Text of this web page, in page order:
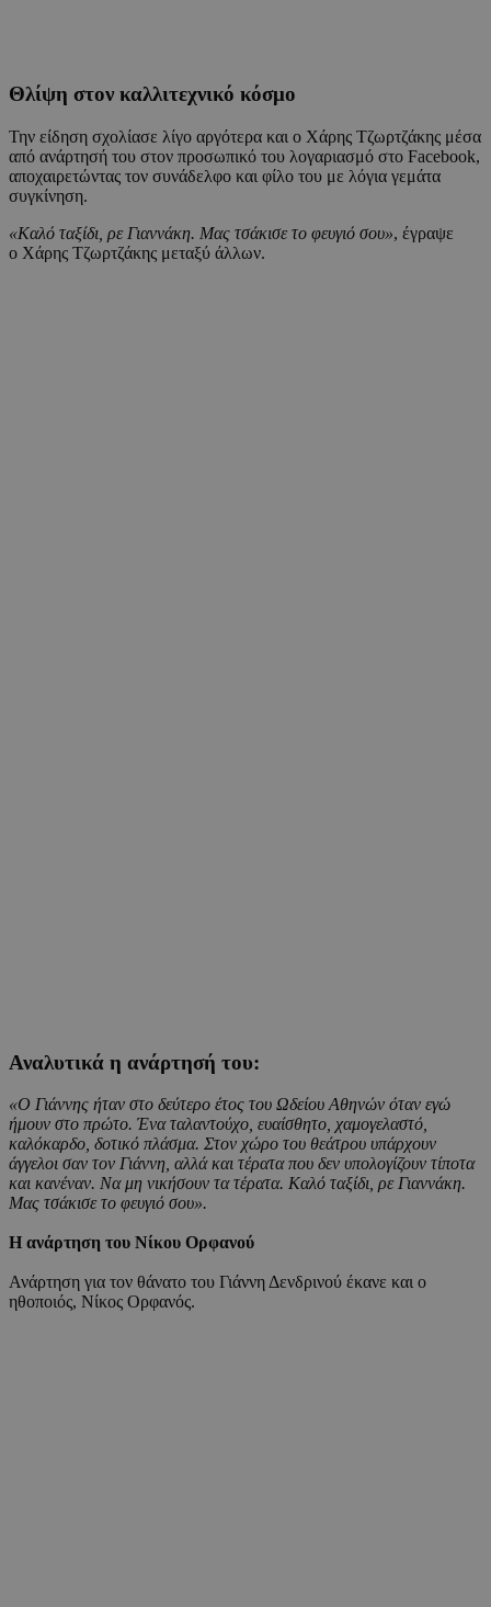
Θλίψη στον καλλιτεχνικό κόσμο
Την είδηση σχολίασε λίγο αργότερα και ο Χάρης Τζωρτζάκης μέσα
από ανάρτησή του στον προσωπικό του λογαριασμό στο Facebook,
αποχαιρετώντας τον συνάδελφο και φίλο του με λόγια γεμάτα
συγκίνηση.
«Καλό ταξίδι, ρε Γιαννάκη. Μας τσάκισε το φευγιό σου», έγραψε
ο Χάρης Τζωρτζάκης μεταξύ άλλων.
Αναλυτικά η ανάρτησή του:
«Ο Γιάννης ήταν στο δεύτερο έτος του Ωδείου Αθηνών όταν εγώ
ήμουν στο πρώτο. Ένα ταλαντούχο, ευαίσθητο, χαμογελαστό,
καλόκαρδο, δοτικό πλάσμα. Στον χώρο του θεάτρου υπάρχουν
άγγελοι σαν τον Γιάννη, αλλά και τέρατα που δεν υπολογίζουν τίποτα
και κανέναν. Να μη νικήσουν τα τέρατα. Καλό ταξίδι, ρε Γιαννάκη.
Μας τσάκισε το φευγιό σου».
Η ανάρτηση του Νίκου Ορφανού
Ανάρτηση για τον θάνατο του Γιάννη Δενδρινού έκανε και ο
ηθοποιός, Νίκος Ορφανός.